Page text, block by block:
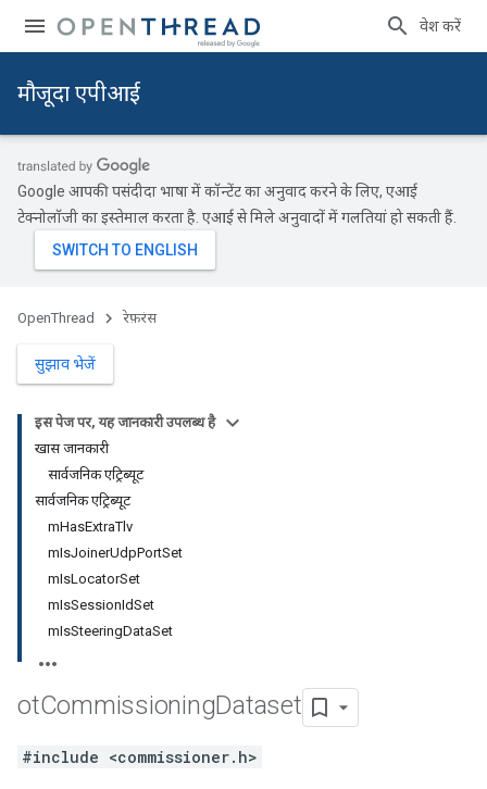
प्रवेश करें
मौजूदा एपीआई
Google आपकी पसंदीदा भाषा में कॉन्टेंट का अनुवाद करने के लिए, एआई
टेक्नोलॉजी का इस्तेमाल करता है. एआई से मिले अनुवादों में गलतियां हो सकती हैं.
OpenThread रेफ़रंस
सुझाव भेजें
इस पेज पर, यह जानकारी उपलब्ध है
खास जानकारी
सार्वजनिक एट्रिब्यूट
सार्वजनिक एट्रिब्यूट
mHasExtraTlv
mIsJoinerUdpPortSet
mIsLocatorSet
mIsSessionIdSet
mIsSteeringDataSet
otCommissioningDataset
#include <commissioner.h>